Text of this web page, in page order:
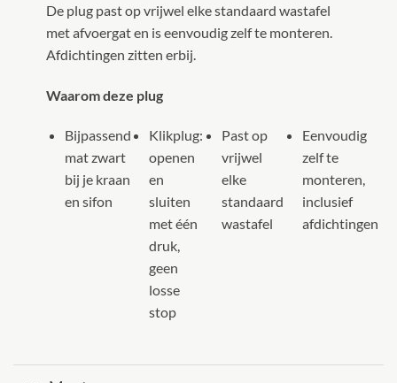
De plug past op vrijwel elke standaard wastafel
met afvoergat en is eenvoudig zelf te monteren.
Afdichtingen zitten erbij.
Waarom deze plug
Bijpassend
mat zwart
bij je kraan
en sifon
Klikplug:
openen
en
sluiten
met één
druk,
geen
losse
stop
Past op
vrijwel
elke
standaard
wastafel
Eenvoudig
zelf te
monteren,
inclusief
afdichtingen